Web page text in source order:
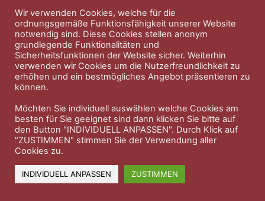
Impressum Nutzungsbedingungen
Datenschutzerklärung Therapeutenkatalog Über uns
Wir verwenden Cookies, welche für die
ordnungsgemäße Funktionsfähigkeit unserer Website
notwendig sind. Diese Cookies stellen anonym
grundlegende Funktionalitäten und
Sicherheitsfunktionen der Website sicher. Weiterhin
verwenden wir Cookies um die Nutzerfreundlichkeit zu
erhöhen und ein bestmögliches Angebot präsentieren zu
können.
Möchten Sie individuell auswählen welche Cookies am
besten für Sie geeignet sind dann klicken Sie bitte auf
den Button "INDIVIDUELL ANPASSEN". Durch Klick auf
"ZUSTIMMEN" stimmen Sie der Verwendung aller
Cookies zu.
INDIVIDUELL ANPASSEN ZUSTIMMEN